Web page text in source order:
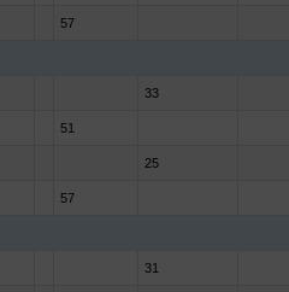
57
33
51
25
57
31